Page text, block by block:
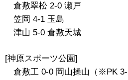
倉敷翠松 2-0 瀬戸
笠岡 4-1 玉島
津山 5-0 倉敷天城
[神原スポーツ公園]
倉敷工 0-0 岡山操山（※PK 3-